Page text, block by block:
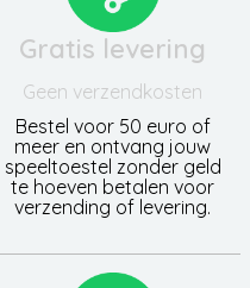
Gratis levering
Geen verzendkosten
Bestel voor 50 euro of
meer en ontvang jouw
speeltoestel zonder geld
te hoeven betalen voor
verzending of levering.